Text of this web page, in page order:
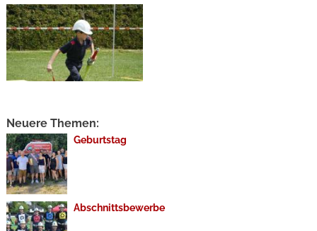
Neuere Themen:
Geburtstag
Abschnittsbewerbe